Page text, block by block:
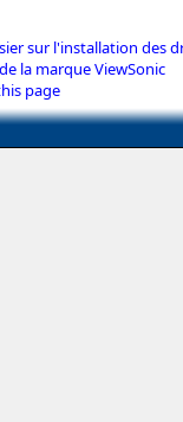
sur l'installation des
la marque ViewSonic
page